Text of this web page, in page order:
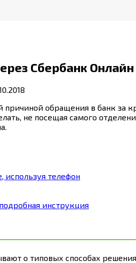
Сбербанк
причиной обращения в банк
не посещая самого
используя телефон
инструкция
о типовых способах